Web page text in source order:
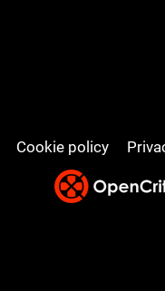
Cookie policy